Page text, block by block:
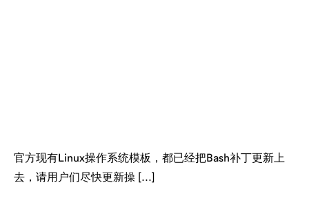
官方现有Linux操作系统模板，都已经把Bash补丁更新上
去，请用户们尽快更新操 […]